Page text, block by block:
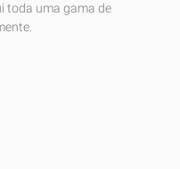
toda uma gama de